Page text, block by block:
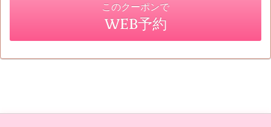
このクーポンで
WEB予約